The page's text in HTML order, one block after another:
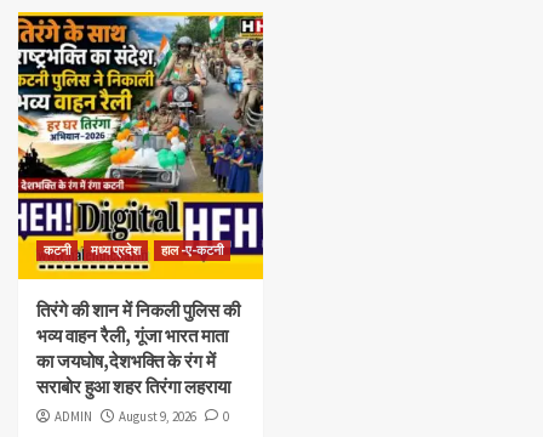
कटनी मध्य प्रदेश हाल -ए-कटनी
तिरंगे की शान में निकली पुलिस की
भव्य वाहन रैली, गूंजा भारत माता
का जयघोष,देशभक्ति के रंग में
सराबोर हुआ शहर तिरंगा लहराया
ADMIN August 9, 2026 0